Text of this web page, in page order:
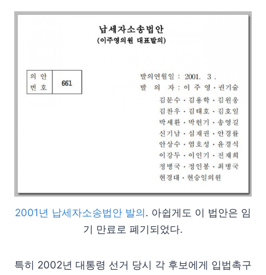
2001년 납세자소송법안 발의 . 아쉽게도 이 법안은 임
기 만료로 폐기되었다.
특히 2002년 대통령 선거 당시 각 후보에게 입법촉구